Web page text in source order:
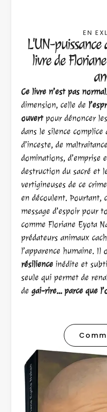
EN
L'UN-
livre de
Ce livre n’est pas normal
dimension, celle de
ouvertpour dénoncer
dans le silence complice
d’inceste, de
dominations, d’emprise
destruction du sacré et
vertigineuses de ce
en découlent. Pourtant,
message d’espoir pour
comme Floriane Eyota
prédateurs animaux
l’apparence humaine. Il
résilienceinédite et
seule qui permet de
de gai-rire… parce que